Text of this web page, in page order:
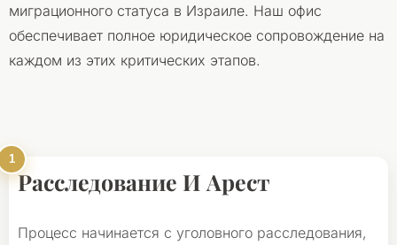
миграционного статуса в Израиле. Наш офис
обеспечивает полное юридическое сопровождение на
каждом из этих критических этапов.
Расследование И Арест
Процесс начинается с уголовного расследования,